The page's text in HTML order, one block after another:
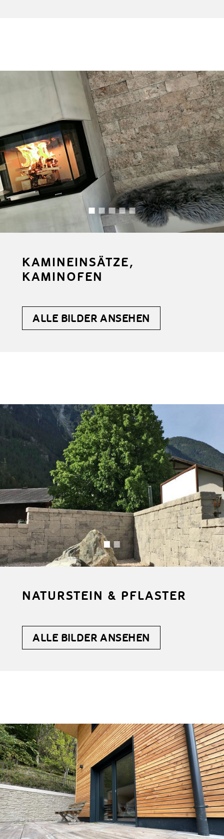
KAMINEINSÄTZE,
KAMINOFEN
ALLE BILDER ANSEHEN
NATURSTEIN & PFLASTER
ALLE BILDER ANSEHEN